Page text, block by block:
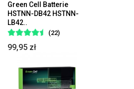
Green Cell Batterie
HSTNN-DB42 HSTNN-
LB42..
(22)
99,95 zł